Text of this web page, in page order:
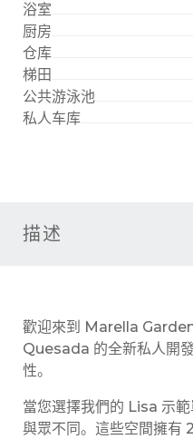
浴室
厨房
仓库
梯田
公共游泳池
私人车库
描述
歡迎來到 Marella
Quesada 的全新私人開
性。
當您選擇我們的 Lisa 示
與眾不同。這些空間擁有